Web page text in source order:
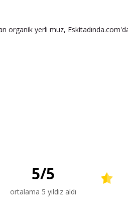
organik yerli muz,
5/5
ortalama 5 yıldız aldı